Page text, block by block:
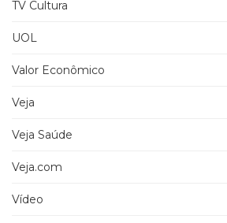
TV Cultura
UOL
Valor Econômico
Veja
Veja Saúde
Veja.com
Vídeo